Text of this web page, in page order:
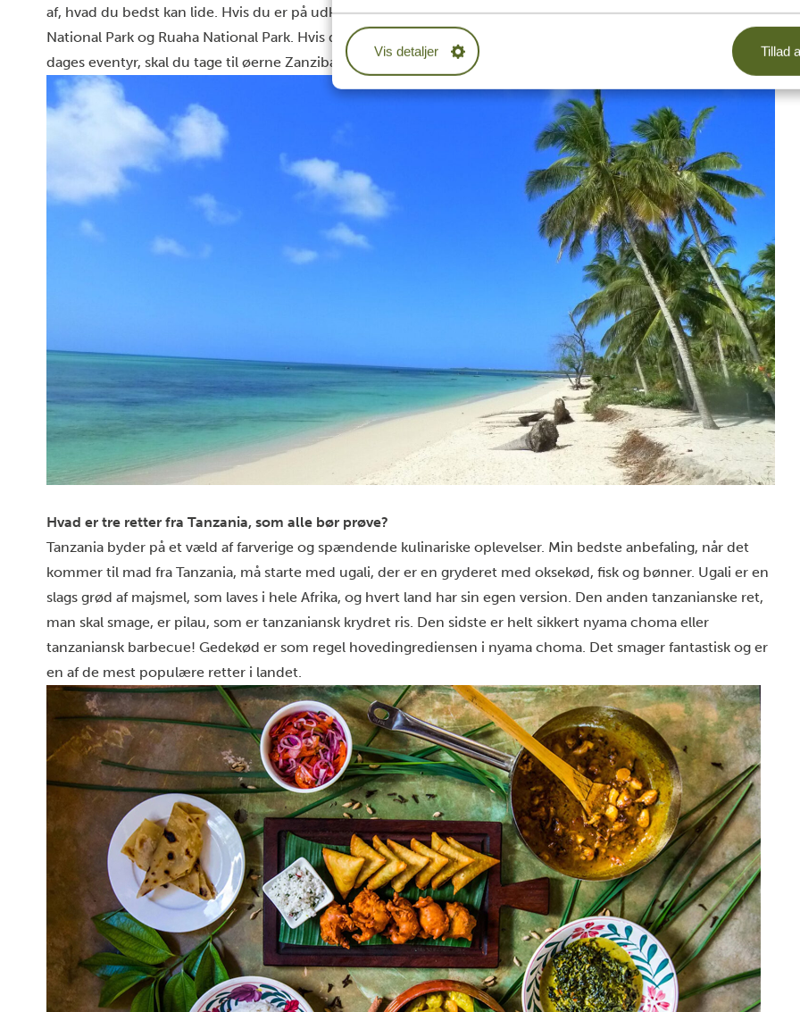
Vis detaljer Tillad
af, hvad du bedst kan lide. Hvis du er på udkig efter mere luksuriøse safarioplevelser, så tag sydpå til Nyerere
National Park og Ruaha National Park. Hvis du længes efter idylliske strande, hvor du kan slappe af efter mange
dages eventyr, skal du tage til øerne Zanzibar eller Mafia. Uanset hvad vil Tanzania ikke skuffe dig!
Hvad er tre retter fra Tanzania, som alle bør prøve?
Tanzania byder på et væld af farverige og spændende kulinariske oplevelser. Min bedste anbefaling, når det
kommer til mad fra Tanzania, må starte med ugali, der er en gryderet med oksekød, fisk og bønner. Ugali er en
slags grød af majsmel, som laves i hele Afrika, og hvert land har sin egen version. Den anden tanzanianske ret,
man skal smage, er pilau, som er tanzaniansk krydret ris. Den sidste er helt sikkert nyama choma eller
tanzaniansk barbecue! Gedekød er som regel hovedingrediensen i nyama choma. Det smager fantastisk og er
en af de mest populære retter i landet.